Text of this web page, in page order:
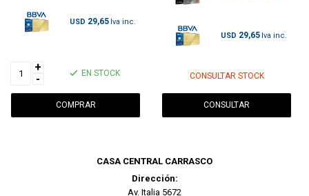
USD 29,65
+
-
EN STOCK
USD 29,65
CONSULTAR STOCK
CONSULTAR
CASA CENTRAL CARRASCO
Dirección:
Av. Italia 5672